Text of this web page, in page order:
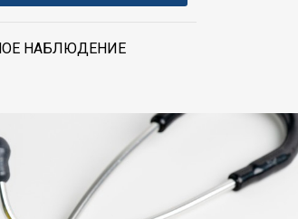
НАБЛЮДЕНИЕ